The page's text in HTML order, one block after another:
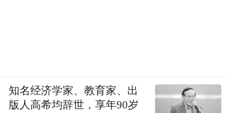
知名经济学家、教育家、出
版人高希均辞世，享年90岁